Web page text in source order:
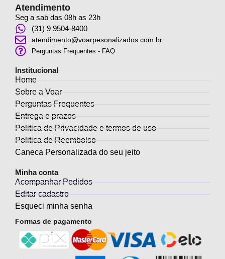
Atendimento
Seg a sab das 08h as 23h
(31) 9 9504-8400
atendimento@voarpesonalizados.com.br
Perguntas Frequentes - FAQ
Institucional
Home
Sobre a Voar
Perguntas Frequentes
Entrega e prazos
Politica de Privacidade e termos de uso
Politica de Reembolso
Caneca Personalizada do seu jeito
Minha conta
Acompanhar Pedidos
Editar cadastro
Esqueci minha senha
Formas de pagamento